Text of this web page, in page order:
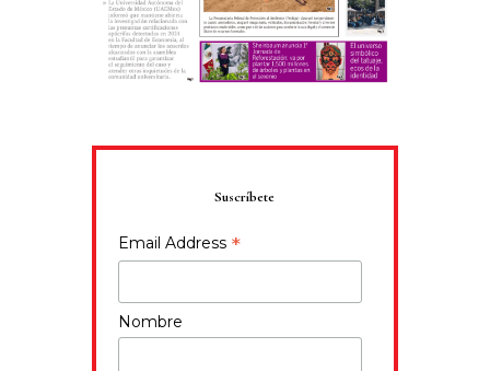
Suscríbete
Email Address *
Nombre